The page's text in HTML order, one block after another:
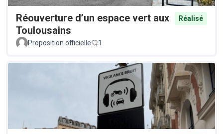
Réouverture d’un espace vert aux
Toulousains
Réalisé
Proposition officielle 1